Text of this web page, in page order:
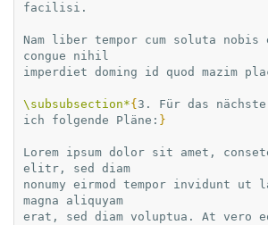
facilisi.
Nam liber tempor cum soluta
congue nihil
imperdiet doming id quod mazim
\subsubsection*{ 3. Für das nächste
ich folgende Pläne: }
Lorem ipsum dolor sit amet,
elitr, sed diam
nonumy eirmod tempor invidunt ut
magna aliquyam
erat, sed diam voluptua. At vero